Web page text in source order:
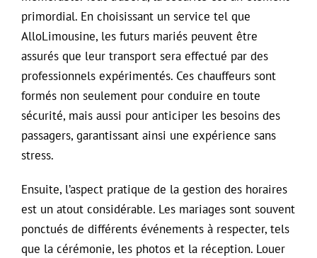
primordial. En choisissant un service tel que
AlloLimousine, les futurs mariés peuvent être
assurés que leur transport sera effectué par des
professionnels expérimentés. Ces chauffeurs sont
formés non seulement pour conduire en toute
sécurité, mais aussi pour anticiper les besoins des
passagers, garantissant ainsi une expérience sans
stress.
Ensuite, l’aspect pratique de la gestion des horaires
est un atout considérable. Les mariages sont souvent
ponctués de différents événements à respecter, tels
que la cérémonie, les photos et la réception. Louer